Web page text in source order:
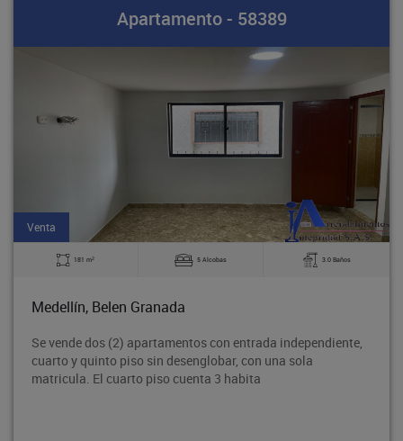
Apartamento - 58389
Venta
181 m2 5 Alcobas 3.0 Baños
Medellín, Belen Granada
Se vende dos (2) apartamentos con entrada independiente,
cuarto y quinto piso sin desenglobar, con una sola
matricula. El cuarto piso cuenta 3 habita